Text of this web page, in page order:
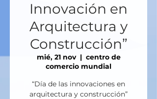
Innovación en
Arquitectura y
Construcción”
mié, 21 nov
  |
centro de
comercio mundial
“Día de las innovaciones en
arquitectura y construcción”